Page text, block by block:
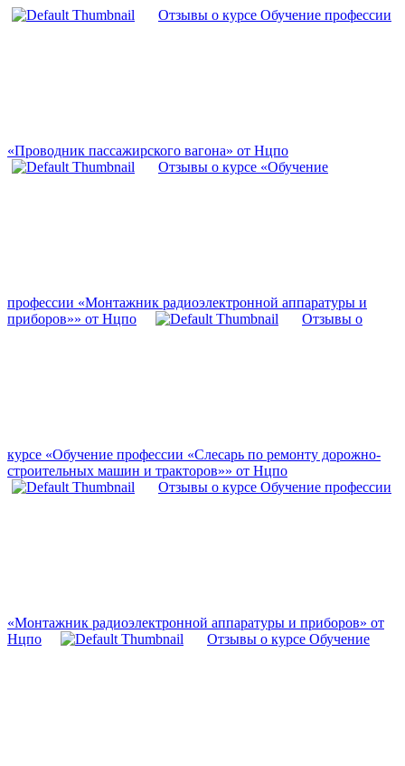
Отзывы о курсе Обучение профессии
«Проводник пассажирского вагона» от Нцпо
Отзывы о курсе «Обучение
профессии «Монтажник радиоэлектронной аппаратуры и
приборов»» от Нцпо
Отзывы о
курсе «Обучение профессии «Слесарь по ремонту дорожно-
строительных машин и тракторов»» от Нцпо
Отзывы о курсе Обучение профессии
«Монтажник радиоэлектронной аппаратуры и приборов» от
Нцпо
Отзывы о курсе Обучение